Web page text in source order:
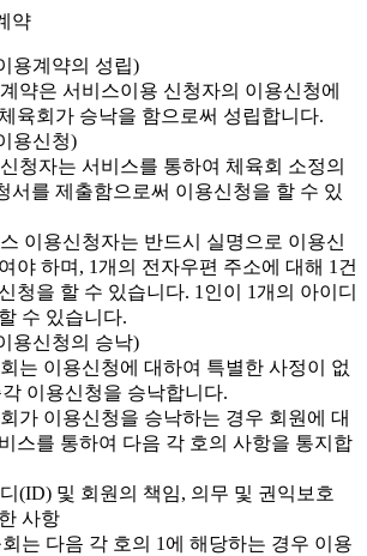
약
용계약의 성립)
약은 서비스이용 신청자의 이용신청에
육회가 승낙을 함으로써 성립합니다.
용신청)
청자는 서비스를 통하여 체육회 소정의
서를 제출함으로써 이용신청을 할 수 있
이용신청자는 반드시 실명으로 이용신
야 하며, 1개의 전자우편 주소에 대해 1건
청을 할 수 있습니다. 1인이 1개의 아이디
수 있습니다.
용신청의 승낙)
는 이용신청에 대하여 특별한 사정이 없
이용신청을 승낙합니다.
가 이용신청을 승낙하는 경우 회원에 대
스를 통하여 다음 각 호의 사항을 통지합
(ID) 및 회원의 책임, 의무 및 권익보호
사항
는 다음 각 호의 1에 해당하는 경우 이용